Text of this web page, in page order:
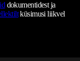
dokumentidest ja
küsimusi liikvel